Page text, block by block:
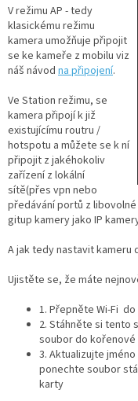
obchodu
Autoledničky
Autokamery
Teleskopické
výsuvy
Sportovní
kamery
Příslušenství
kamer
vybavení
Webkamery
Chytré
náramky
V režimu AP - tedy
klasickému režimu
kamera umožňuje připojit
se ke kameře z mobilu viz
náš návod na připojení.
Ve Station režimu, se
kamera připojí k již
existujícímu routru /
hotspotu a můžete se k ní
připojit z jakéhokoliv
zařízení z lokální
sítě(přes vpn nebo
předávání portů z
gitup kamery jako IP
A jak tedy nastavit kameru
Ujistěte se, že máte
1. Přepněte Wi-Fi
2. Stáhněte si tento
soubor do
3. Aktualizujte
ponechte soubor
karty